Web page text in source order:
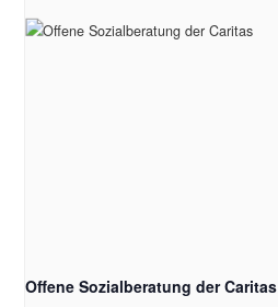
Offene Sozialberatung der Caritas